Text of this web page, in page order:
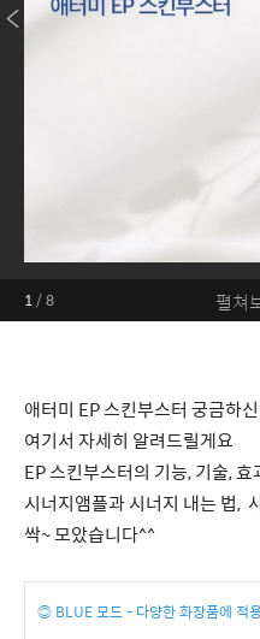
1/8 펼쳐
애터미 EP 스킨부스터 궁금하
여기서 자세히 알려드릴게요
EP 스킨부스터의 기능, 기술, 효
시너지앰플과 시너지 내는 법,
싹~ 모았습니다^^
◎ BLUE 모드 - 다양한 화장품에 적